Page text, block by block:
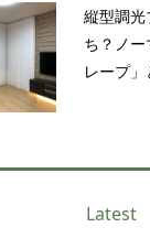
縦型調光
ち？ノ
レープ
Latest